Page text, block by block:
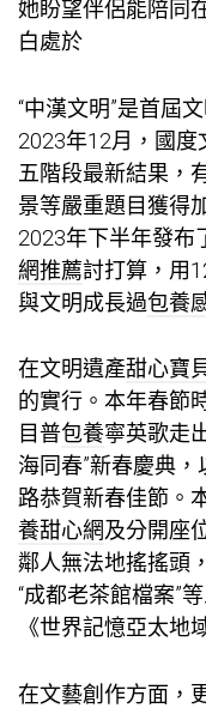
她盼望伴侶能陪同
白處於
“中漢文明”是首屆
2023年12月，國
五階段最新結果，
景等嚴重題目獲得
2023年下半年發布
網推薦討打算，用
與文明成長過包養
在文明遺產甜心寶
的實行。本年春節
目普包養寧英歌走
海同春”新春慶典
路恭賀新春佳節。
養甜心網及分開座
鄰人無法地搖搖頭，
“成都老茶館檔案”
《世界記憶亞太地
在文藝創作方面，